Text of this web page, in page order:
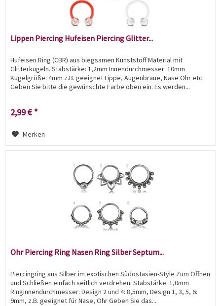
Lippen Piercing Hufeisen Piercing Glitter...
Hufeisen Ring (CBR) aus biegsamen Kunststoff Material mit
Glitterkugeln. Stabstärke: 1,2mm Innendurchmesser: 10mm
Kugelgröße: 4mm z.B. geeignet Lippe, Augenbraue, Nase Ohr etc.
Geben Sie bitte die gewünschte Farbe oben ein. Es werden...
2,99 € *
Merken
Ohr Piercing Ring Nasen Ring Silber Septum...
Piercingring aus Silber im exotischen Südostasien-Style Zum Öffnen
und Schließen einfach seitlich verdrehen. Stabstärke: 1,0mm
Ringinnendurchmesser: Design 2 und 4: 8,5mm, Design 1, 3, 5, 6:
9mm, z.B. geeignet für Nase, Ohr Geben Sie das...